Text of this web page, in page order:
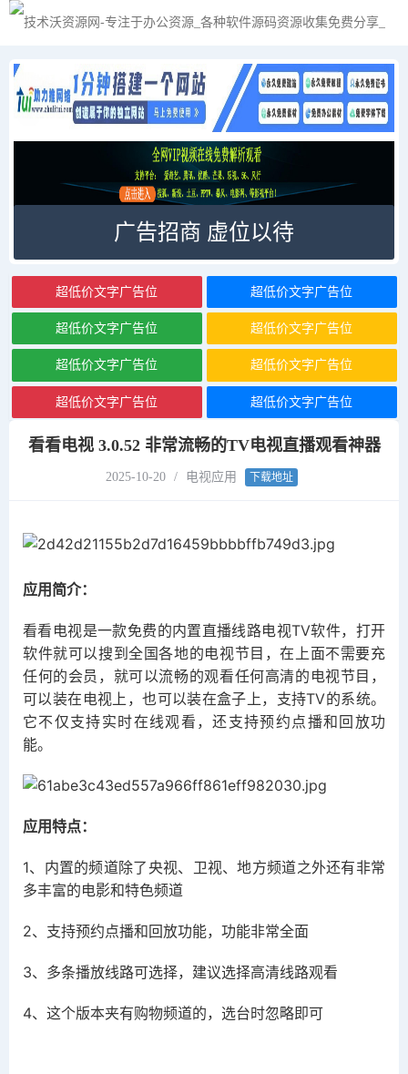
广告招商 虚位以待
超低价文字广告位 超低价文字广告位
超低价文字广告位 超低价文字广告位
超低价文字广告位 超低价文字广告位
超低价文字广告位 超低价文字广告位
看看电视 3.0.52 非常流畅的TV电视直播观看神器
2025-10-20 / 电视应用 下载地址
应用简介：
看看电视是一款免费的内置直播线路电视TV软件，打开
软件就可以搜到全国各地的电视节目，在上面不需要充
任何的会员，就可以流畅的观看任何高清的电视节目，
可以装在电视上，也可以装在盒子上，支持TV的系统。
它不仅支持实时在线观看，还支持预约点播和回放功
能。
应用特点：
1、内置的频道除了央视、卫视、地方频道之外还有非常
多丰富的电影和特色频道
2、支持预约点播和回放功能，功能非常全面
3、多条播放线路可选择，建议选择高清线路观看
4、 这个版本夹有购物频道的，选台时忽略即可